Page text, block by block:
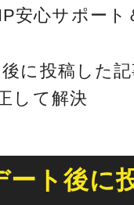
安心サポート
後に投稿した
して解決
ート後に